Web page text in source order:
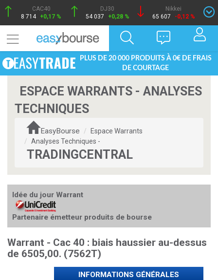
CAC40
8 714 +0,17 %
DJ30
54 037
+0,28 %
Nikkei
65 607
-0,12 %
PLUS DE 20 000 PRODUITS À 0€ DE FRAIS
DE COURTAGE
ESPACE WARRANTS - ANALYSES
TECHNIQUES
EasyBourse
Espace Warrants
Analyses Techniques -
TRADINGCENTRAL
Idée du jour Warrant
Partenaire émetteur produits de bourse
Warrant - Cac 40 : biais haussier au-dessus
de 6505,00. (7562T)
INFORMATIONS GÉNÉRALES